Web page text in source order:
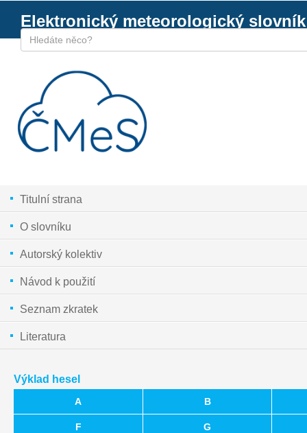
Elektronický meteorologický slovník
Titulní strana
O slovníku
Autorský kolektiv
Návod k použití
Seznam zkratek
Literatura
Výklad hesel
A B
F G